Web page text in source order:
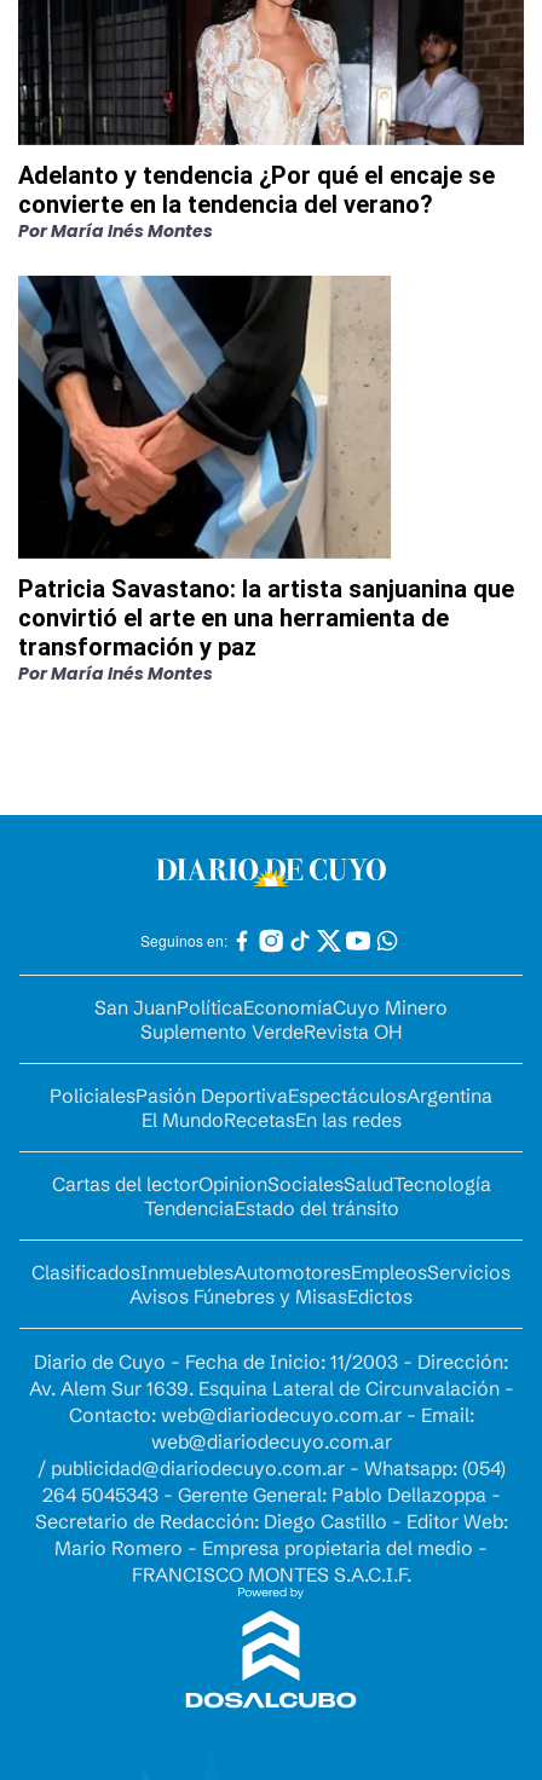
Adelanto y tendencia ¿Por qué el encaje se
convierte en la tendencia del verano?
PorMaría Inés Montes
Patricia Savastano: la artista sanjuanina que
convirtió el arte en una herramienta de
transformación y paz
PorMaría Inés Montes
Seguinos en:
San JuanPolíticaEconomíaCuyo Minero
Suplemento VerdeRevista OH
PolicialesPasión DeportivaEspectáculosArgentina
El MundoRecetasEn las redes
Cartas del lectorOpinionSocialesSaludTecnología
TendenciaEstado del tránsito
ClasificadosInmueblesAutomotoresEmpleosServicios
Avisos Fúnebres y MisasEdictos
Diario de Cuyo - Fecha de Inicio: 11/2003 - Dirección:
Av. Alem Sur 1639. Esquina Lateral de Circunvalación -
Contacto: web@diariodecuyo.com.ar- Email:
web@diariodecuyo.com.ar
/ publicidad@diariodecuyo.com.ar- Whatsapp: (054)
264 5045343 - Gerente General: Pablo Dellazoppa -
Secretario de Redacción: Diego Castillo - Editor Web:
Mario Romero - Empresa propietaria del medio -
FRANCISCO MONTES S.A.C.I.F.